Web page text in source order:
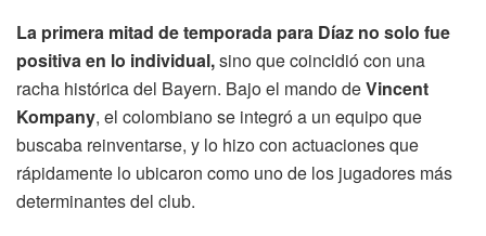
La primera mitad de temporada para Díaz no solo fue
positiva en lo individual,sino que coincidió con una
racha histórica del Bayern. Bajo el mando deVincent
Kompany, el colombiano se integró a un equipo que
buscaba reinventarse, y lo hizo con actuaciones que
rápidamente lo ubicaron como uno de los jugadores más
determinantes del club.